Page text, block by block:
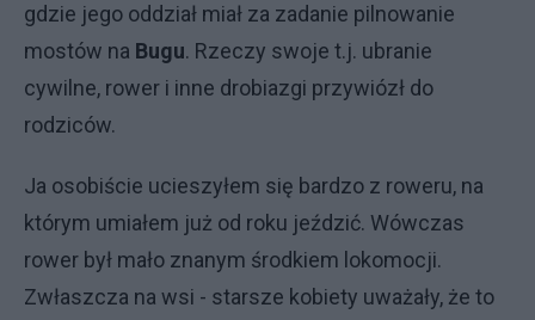
gdzie jego oddział miał za zadanie pilnowanie
mostów na Bugu. Rzeczy swoje t.j. ubranie
cywilne, rower i inne drobiazgi przywiózł do
rodziców.
Ja osobiście ucieszyłem się bardzo z roweru, na
którym umiałem już od roku jeździć. Wówczas
rower był mało znanym środkiem lokomocji.
Zwłaszcza na wsi - starsze kobiety uważały, że to